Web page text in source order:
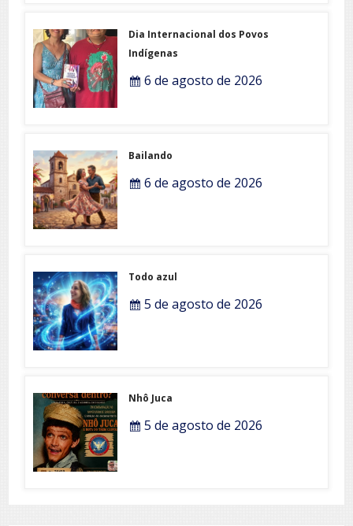
Dia Internacional dos Povos
Indígenas
6 de agosto de 2026
Bailando
6 de agosto de 2026
Todo azul
5 de agosto de 2026
Nhô Juca
5 de agosto de 2026